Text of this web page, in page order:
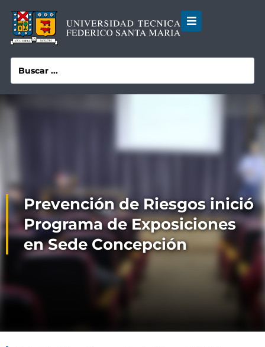
Prevención de Riesgos inició
Programa de Exposiciones
en Sede Concepción